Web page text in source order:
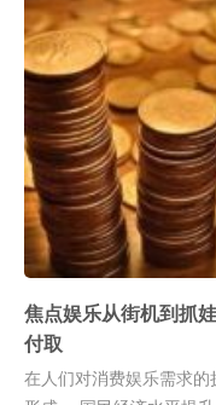
焦点娱乐从街机到抓
付取
在人们对消费娱乐需求